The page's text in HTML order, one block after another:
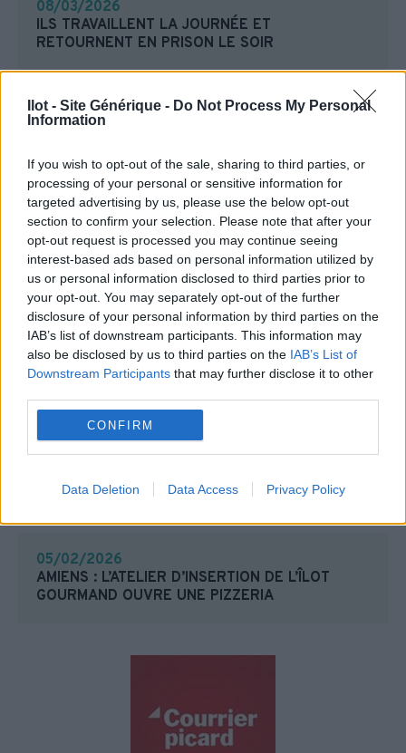
Ilot - Site Générique - Do Not Process My Personal
Information
If you wish to opt-out of the sale, sharing to third parties, or
processing of your personal or sensitive information for
targeted advertising by us, please use the below opt-out
section to confirm your selection. Please note that after your
opt-out request is processed you may continue seeing
interest-based ads based on personal information utilized by
us or personal information disclosed to third parties prior to
your opt-out. You may separately opt-out of the further
disclosure of your personal information by third parties on the
IAB’s list of downstream participants. This information may
also be disclosed by us to third parties on the IAB’s List of
Downstream Participants that may further disclose it to other
CONFIRM
Data Deletion Data Access Privacy Policy
08/03/2026
ILS TRAVAILLENT LA JOURNÉE ET
RETOURNENT EN PRISON LE SOIR
12/02/2026
TIG : UN TREMPLIN VERS L’EMPLOI
05/02/2026
AMIENS : L’ATELIER D’INSERTION DE L’ÎLOT
GOURMAND OUVRE UNE PIZZERIA